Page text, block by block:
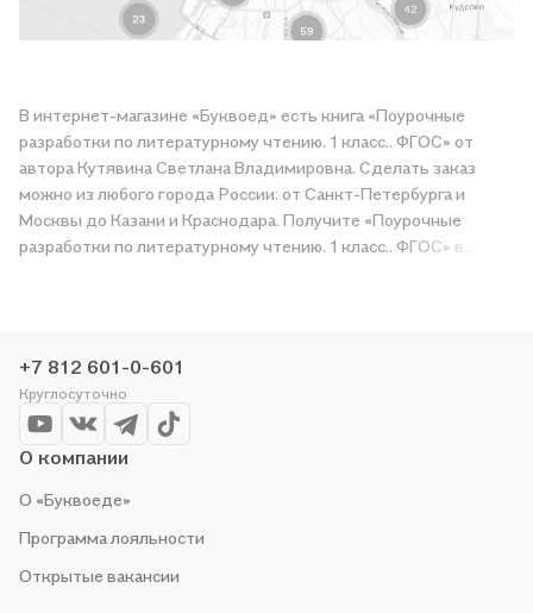
В интернет-магазине «Буквоед» есть книга «Поурочные
разработки по литературному чтению. 1 класс.. ФГОС» от
автора Кутявина Светлана Владимировна. Сделать заказ
можно из любого города России: от Санкт-Петербурга и
Москвы до Казани и Краснодара. Получите «Поурочные
разработки по литературному чтению. 1 класс.. ФГОС» в
чтобы не упустить выгоду!
+7 812 601-0-601
Круглосуточно
О компании
О «Буквоеде»
Программа лояльности
Открытые вакансии